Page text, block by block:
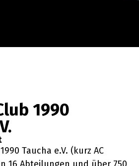
1990
Taucha e.V. (kurz AC